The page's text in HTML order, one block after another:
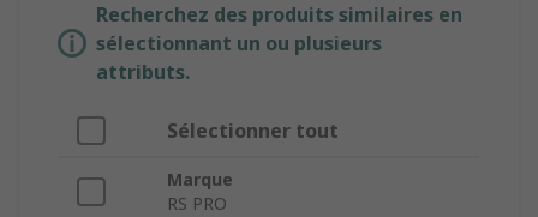
Recherchez des produits similaires en
sélectionnant un ou plusieurs
attributs.
Sélectionner tout
Marque
RS PRO